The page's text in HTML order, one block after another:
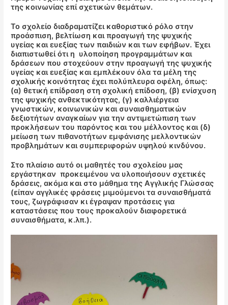
της κοινωνίας επί σχετικών θεμάτων.
Το σχολείο διαδραματίζει καθοριστικό ρόλο στην
προάσπιση, βελτίωση και προαγωγή της ψυχικής
υγείας και ευεξίας των παιδιών και των εφήβων. Έχει
διαπιστωθεί ότι η υλοποίηση προγραμμάτων και
δράσεων που στοχεύουν στην προαγωγή της ψυχικής
υγείας και ευεξίας και εμπλέκουν όλα τα μέλη της
σχολικής κοινότητας έχει πολύπλευρα οφέλη, όπως:
(α) θετική επίδραση στη σχολική επίδοση, (β) ενίσχυση
της ψυχικής ανθεκτικότητας, (γ) καλλιέργεια
γνωστικών, κοινωνικών και συναισθηματικών
δεξιοτήτων αναγκαίων για την αντιμετώπιση των
προκλήσεων του παρόντος και του μέλλοντος και (δ)
μείωση των πιθανοτήτων εμφάνισης μελλοντικών
προβλημάτων και συμπεριφορών υψηλού κινδύνου.
Στο πλαίσιο αυτό οι μαθητές του σχολείου μας
εργάστηκαν προκειμένου να υλοποιήσουν σχετικές
δράσεις, ακόμα και στο μάθημα της Αγγλικής Γλώσσας
(είπαν αγγλικές φράσεις μιμούμενοι τα συναισθήματά
τους, ζωγράφισαν κι έγραψαν προτάσεις για
καταστάσεις που τους προκαλούν διαφορετικά
συναισθήματα, κ.λπ.).